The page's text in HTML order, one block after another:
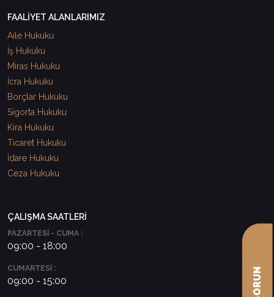
FAALİYET ALANLARIMIZ
Aile Hukuku
İş Hukuku
Miras Hukuku
İcra Hukuku
Borçlar Hukuku
Sigorta Hukuku
Kira Hukuku
Ticaret Hukuku
İdare Hukuku
Ceza Hukuku
ÇALIŞMA SAATLERİ
PAZARTESİ - CUMA :
09:00 - 18:00
CUMARTESİ :
09:00 - 15:00